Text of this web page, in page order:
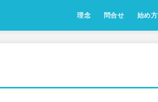
理念 問合せ 始め方